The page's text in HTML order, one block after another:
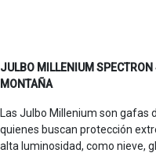
JULBO MILLENIUM
MONTAÑA
Las Julbo Millenium son gafas
quienes buscan protección
alta luminosidad, como nieve,